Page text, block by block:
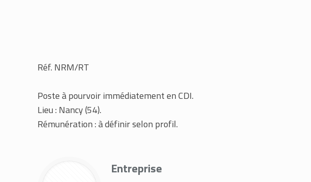
Réf. NRM/RT
Poste à pourvoir immédiatement en CDI.
Lieu : Nancy (54).
Rémunération : à définir selon profil.
Entreprise